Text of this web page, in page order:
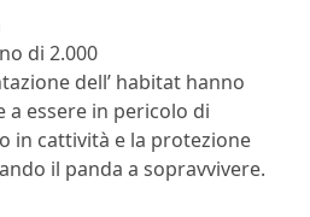
di 2.000
dell’ habitat hanno
essere in pericolo di
in cattività e la protezione
il panda a sopravvivere.